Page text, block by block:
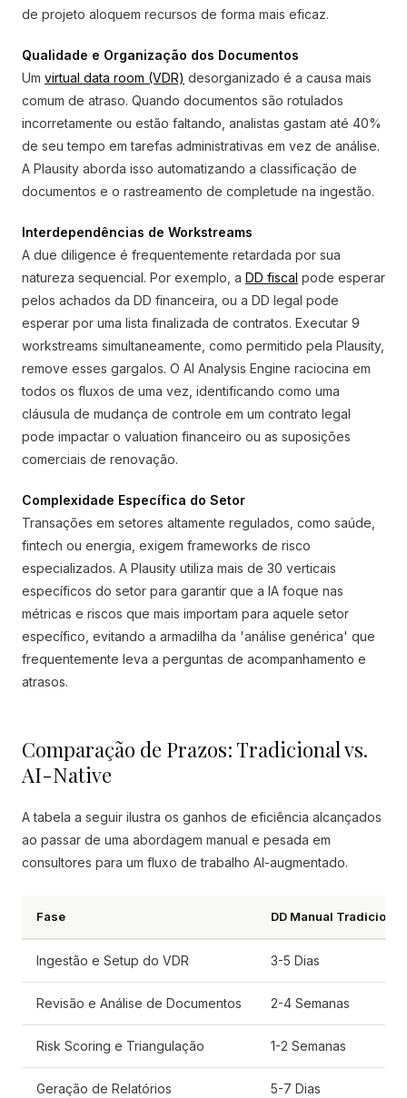
de projeto aloquem recursos de forma mais eficaz.
Qualidade e Organização dos Documentos
Um virtual data room (VDR) desorganizado é a causa mais
comum de atraso. Quando documentos são rotulados
incorretamente ou estão faltando, analistas gastam até 40%
de seu tempo em tarefas administrativas em vez de análise.
A Plausity aborda isso automatizando a classificação de
documentos e o rastreamento de completude na ingestão.
Interdependências de Workstreams
A due diligence é frequentemente retardada por sua
natureza sequencial. Por exemplo, a DD fiscal pode esperar
pelos achados da DD financeira, ou a DD legal pode
esperar por uma lista finalizada de contratos. Executar 9
workstreams simultaneamente, como permitido pela Plausity,
remove esses gargalos. O AI Analysis Engine raciocina em
todos os fluxos de uma vez, identificando como uma
cláusula de mudança de controle em um contrato legal
pode impactar o valuation financeiro ou as suposições
comerciais de renovação.
Complexidade Específica do Setor
Transações em setores altamente regulados, como saúde,
fintech ou energia, exigem frameworks de risco
especializados. A Plausity utiliza mais de 30 verticais
específicos do setor para garantir que a IA foque nas
métricas e riscos que mais importam para aquele setor
específico, evitando a armadilha da 'análise genérica' que
frequentemente leva a perguntas de acompanhamento e
atrasos.
Comparação de Prazos: Tradicional vs.
AI-Native
A tabela a seguir ilustra os ganhos de eficiência alcançados
ao passar de uma abordagem manual e pesada em
consultores para um fluxo de trabalho AI-augmentado.
Fase DD Manual Tradicional
Ingestão e Setup do VDR 3-5 Dias
Revisão e Análise de Documentos 2-4 Semanas
Risk Scoring e Triangulação 1-2 Semanas
Geração de Relatórios 5-7 Dias